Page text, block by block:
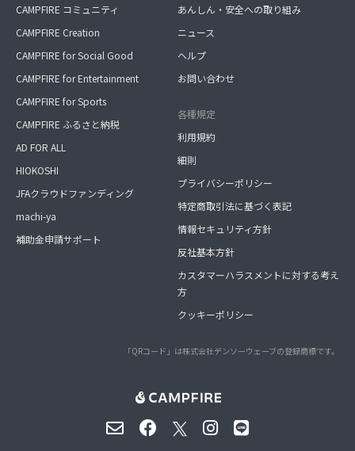
CAMPFIRE コミュニティ
CAMPFIRE Creation
CAMPFIRE for Social Good
CAMPFIRE for Entertainment
CAMPFIRE for Sports
CAMPFIRE ふるさと納税
AD FOR ALL
HIOKOSHI
JFAクラウドファンディング
machi-ya
補助金申請サポート
あんしん・安全への取り組み
ニュース
ヘルプ
お問い合わせ
各種規定
利用規約
細則
プライバシーポリシー
特定商取引法に基づく表記
情報セキュリティ方針
反社基本方針
カスタマーハラスメントに対する考え
方
クッキーポリシー
「QRコード」は株式会社デンソーウェーブの登録商標です。